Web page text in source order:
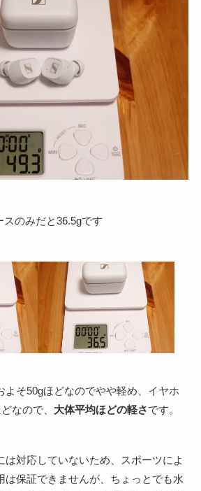
のみだと36.5gです
よそ50gほどなのでやや軽め、イヤホ
なので、 大体平均ほどの軽さです。
は対応していないため、スポーツによ
は保証できませんが、ちょっとでも水